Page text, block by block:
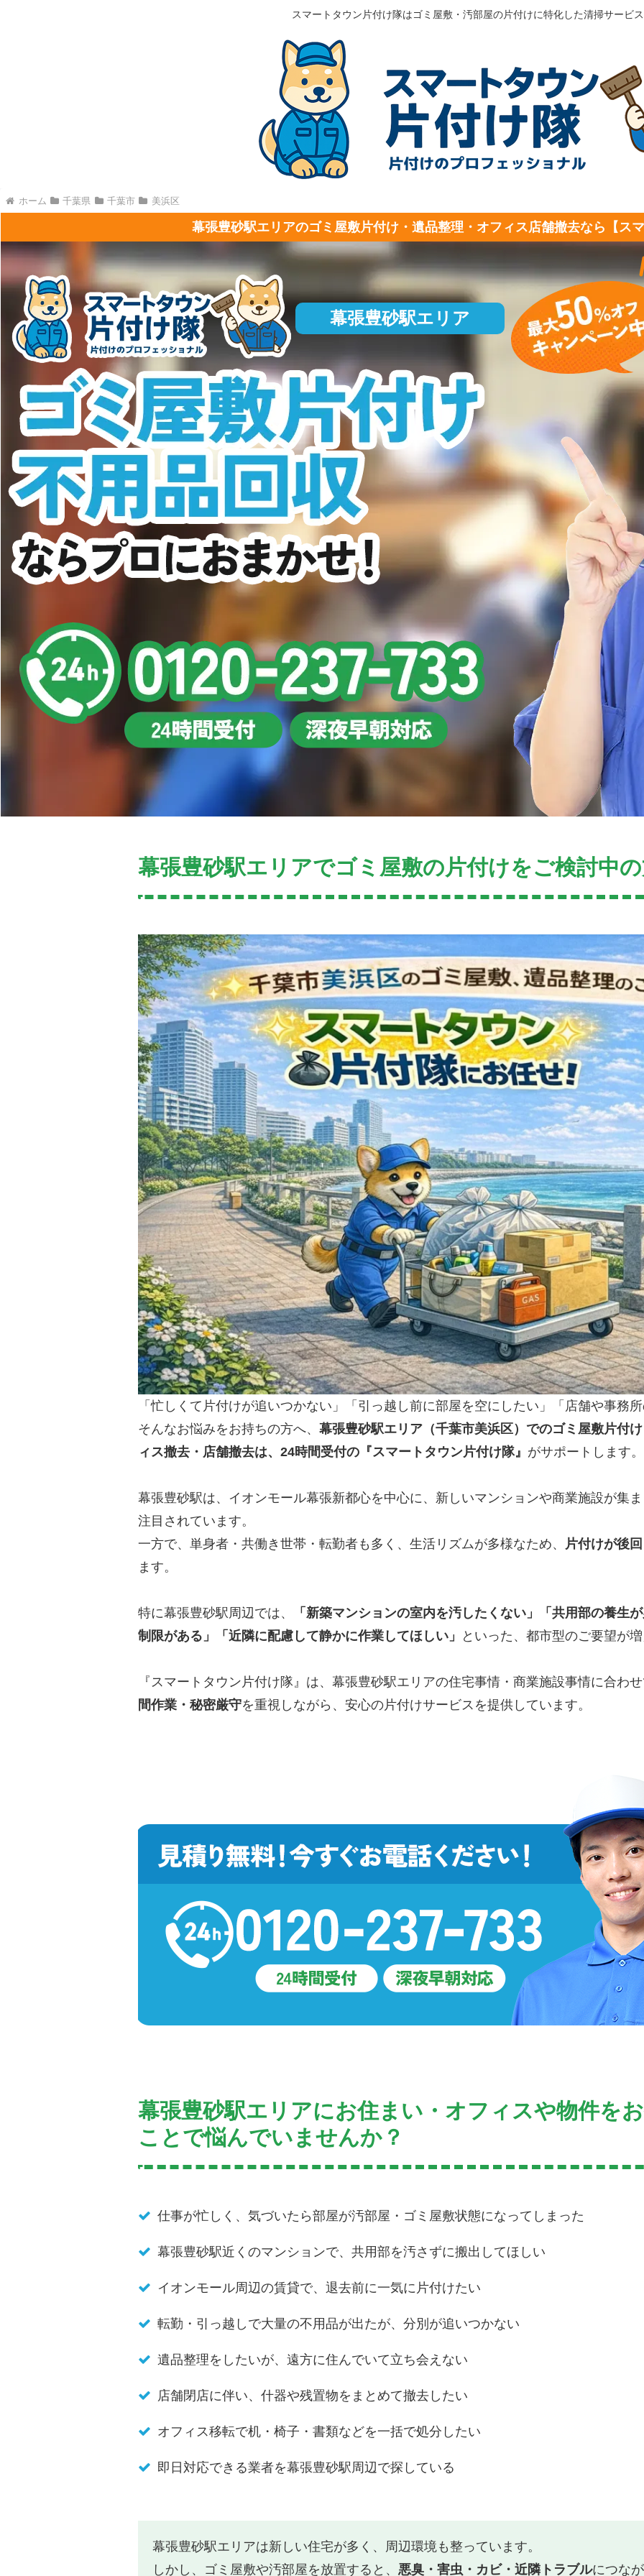
スマートタウン片付け隊はゴミ屋敷・汚部屋の片付けに特化した清掃サービ
ホーム 千葉県 千葉市 美浜区
幕張豊砂駅エリアのゴミ屋敷片付け・遺品整理・オフィス店舗撤去なら【ス
幕張豊砂駅エリア
幕張豊砂駅エリアでゴミ屋敷の片付けをご検討中
「忙しくて片付けが追いつかない」「引っ越し前に部屋を空にしたい」「店舗や事務
そんなお悩みをお持ちの方へ、 幕張豊砂駅エリア（千葉市美浜区）でのゴミ屋敷片付
ィス撤去・店舗撤去は、24時間受付の『スマートタウン片付け隊』 がサポートします。
幕張豊砂駅は、イオンモール幕張新都心を中心に、新しいマンションや商業施設が集
注目されています。
一方で、単身者・共働き世帯・転勤者も多く、生活リズムが多様なため、 片付けが後
ます。
特に幕張豊砂駅周辺では、
「新築マンションの室内を汚したくない」「共用部の養生
制限がある」「近隣に配慮して静かに作業してほしい」
といった、都市型のご要望が
『スマートタウン片付け隊』は、幕張豊砂駅エリアの住宅事情・商業施設事情に合わ
間作業・秘密厳守を重視しながら、安心の片付けサービスを提供しています。
幕張豊砂駅エリアにお住まい・オフィスや物件を
ことで悩んでいませんか？
仕事が忙しく、気づいたら部屋が汚部屋・ゴミ屋敷状態になってしまった
幕張豊砂駅近くのマンションで、共用部を汚さずに搬出してほしい
イオンモール周辺の賃貸で、退去前に一気に片付けたい
転勤・引っ越しで大量の不用品が出たが、分別が追いつかない
遺品整理をしたいが、遠方に住んでいて立ち会えない
店舗閉店に伴い、什器や残置物をまとめて撤去したい
オフィス移転で机・椅子・書類などを一括で処分したい
即日対応できる業者を幕張豊砂駅周辺で探している
幕張豊砂駅エリアは新しい住宅が多く、周辺環境も整っています。
しかし、ゴミ屋敷や汚部屋を放置すると、 悪臭・害虫・カビ・近隣トラブルにつな